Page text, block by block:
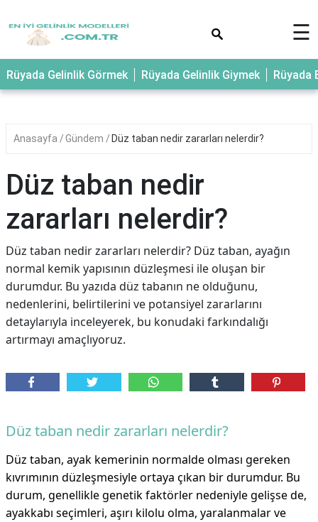
☰
Rüyada Gelinlik Görmek Rüyada Gelinlik Giymek Rüyada
Anasayfa Gündem Düz taban nedir zararları nelerdir?
Düz taban nedir
zararları nelerdir?
Düz taban nedir zararları nelerdir? Düz taban, ayağın
normal kemik yapısının düzleşmesi ile oluşan bir
durumdur. Bu yazıda düz tabanın ne olduğunu,
nedenlerini, belirtilerini ve potansiyel zararlarını
detaylarıyla inceleyerek, bu konudaki farkındalığı
artırmayı amaçlıyoruz.
Düz taban nedir zararları nelerdir?
Düz taban, ayak kemerinin normalde olması gereken
kıvrımının düzleşmesiyle ortaya çıkan bir durumdur. Bu
durum, genellikle genetik faktörler nedeniyle gelişse de,
ayakkabı seçimleri, aşırı kilolu olma, yaralanmalar ve